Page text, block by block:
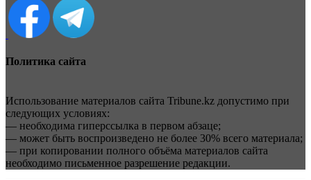
Политика сайта
Использование материалов сайта Tribune.kz допустимо при
следующих условиях:
— необходима гиперссылка в первом абзаце;
— может быть воспроизведено не более 30% всего материала;
— при копировании полного объёма материалов сайта
необходимо письменное разрешение редакции.